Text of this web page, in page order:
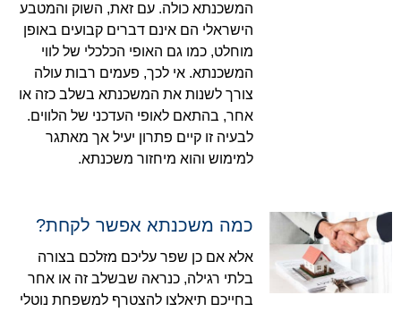
המשכנתא כולה. עם זאת, השוק והמטבע
הישראלי הם אינם דברים קבועים באופן
מוחלט, כמו גם האופי הכלכלי של לווי
המשכנתא. אי לכך, פעמים רבות עולה
צורך לשנות את המשכנתא בשלב כזה או
אחר, בהתאם לאופי העדכני של הלווים.
לבעיה זו קיים פתרון יעיל אך מאתגר
למימוש והוא מיחזור משכנתא.
כמה משכנתא אפשר לקחת?
אלא אם כן שפר עליכם מזלכם בצורה
בלתי רגילה, כנראה שבשלב זה או אחר
בחייכם תיאלצו להצטרף למשפחת נוטלי